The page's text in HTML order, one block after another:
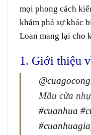
mọi phong cách
khám phá sự khác
Loan mang lại cho
1. Giới thiệu
Mẫu cửa
#cuanhua